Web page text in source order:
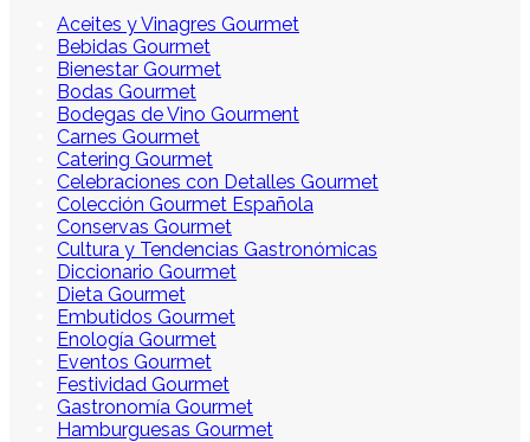
Aceites y Vinagres Gourmet
Bebidas Gourmet
Bienestar Gourmet
Bodas Gourmet
Bodegas de Vino Gourment
Carnes Gourmet
Catering Gourmet
Celebraciones con Detalles Gourmet
Colección Gourmet Española
Conservas Gourmet
Cultura y Tendencias Gastronómicas
Diccionario Gourmet
Dieta Gourmet
Embutidos Gourmet
Enología Gourmet
Eventos Gourmet
Festividad Gourmet
Gastronomía Gourmet
Hamburguesas Gourmet